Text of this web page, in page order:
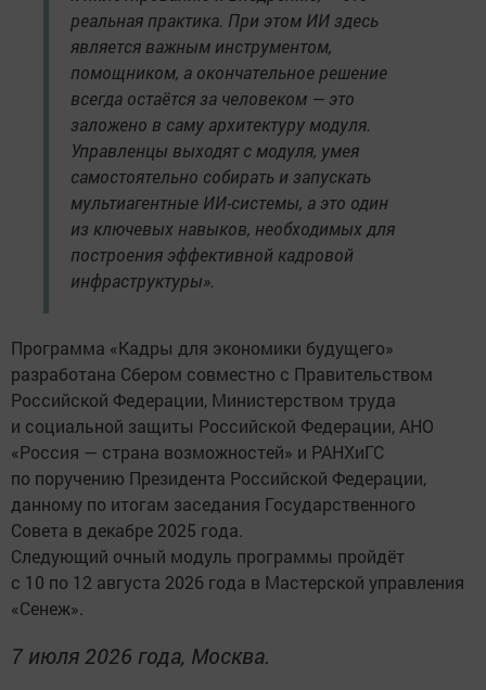
реальная практика. При этом ИИ здесь
является важным инструментом,
помощником, а окончательное решение
всегда остаётся за человеком — это
заложено в саму архитектуру модуля.
Управленцы выходят с модуля, умея
самостоятельно собирать и запускать
мультиагентные ИИ-системы, а это один
из ключевых навыков, необходимых для
построения эффективной кадровой
инфраструктуры».
Программа «Кадры для экономики будущего»
разработана Сбером совместно с Правительством
Российской Федерации, Министерством труда
и социальной защиты Российской Федерации, АНО
«Россия — страна возможностей» и РАНХиГС
по поручению Президента Российской Федерации,
данному по итогам заседания Государственного
Совета в декабре 2025 года.
Следующий очный модуль программы пройдёт
с 10 по 12 августа 2026 года в Мастерской управления
«Сенеж».
7 июля 2026 года, Москва.